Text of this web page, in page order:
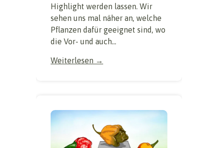
Highlight werden lassen. Wir
sehen uns mal näher an, welche
Pflanzen dafür geeignet sind, wo
die Vor- und auch...
Weiterlesen →